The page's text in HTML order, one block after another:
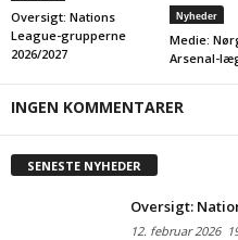
Oversigt: Nations
League-grupperne
2026/2027
Nyheder
Medie:
Arsenal-
INGEN KOMMENTARER
SENESTE NYHEDER
Oversigt:
12. februar 2026